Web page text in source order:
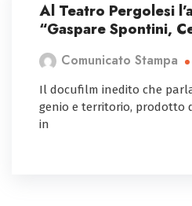
Al Teatro Pergolesi
“Gaspare Spontini,
Comunicato Stampa
Il docufilm inedito che
genio e territorio, prodotto
in